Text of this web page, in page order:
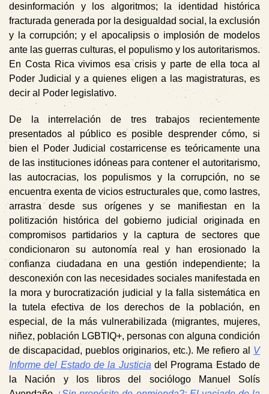
desinformación y los algoritmos; la identidad histórica
fracturada generada por la desigualdad social, la exclusión
y la corrupción; y el apocalipsis o implosión de modelos
ante las guerras culturas, el populismo y los autoritarismos.
En Costa Rica vivimos esa crisis y parte de ella toca al
Poder Judicial y a quienes eligen a las magistraturas, es
decir al Poder legislativo.
De la interrelación de tres trabajos recientemente
presentados al público es posible desprender cómo, si
bien el Poder Judicial costarricense es teóricamente una
de las instituciones idóneas para contener el autoritarismo,
las autocracias, los populismos y la corrupción, no se
encuentra exenta de vicios estructurales que, como lastres,
arrastra desde sus orígenes y se manifiestan en la
politización histórica del gobierno judicial originada en
compromisos partidarios y la captura de sectores que
condicionaron su autonomía real y han erosionado la
confianza ciudadana en una gestión independiente; la
desconexión con las necesidades sociales manifestada en
la mora y burocratización judicial y la falla sistemática en
la tutela efectiva de los derechos de la población, en
especial, de la más vulnerabilizada (migrantes, mujeres,
niñez, población LGBTIQ+, personas con alguna condición
de discapacidad, pueblos originarios, etc.). Me refiero al V
Informe del Estado de la Justicia del Programa Estado de
la Nación y los libros del sociólogo Manuel Solís